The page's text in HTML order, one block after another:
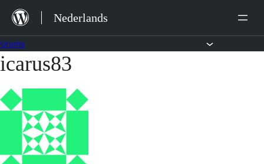
naar
de
inhoud
Nederlands
Ga
de
inhoud
icarus83